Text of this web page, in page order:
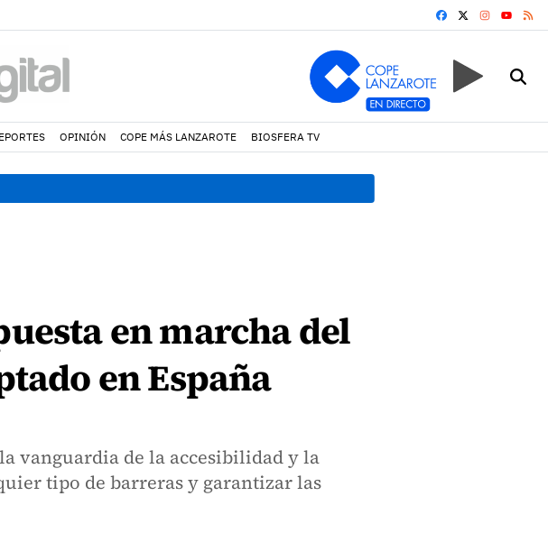
FACEBOOK
YOUTUBE
OPINIÓN COPE MÁS LANZAROTE BIOSFERA TV
en marcha del
en España
vanguardia de la accesibilidad y la
tipo de barreras y garantizar las